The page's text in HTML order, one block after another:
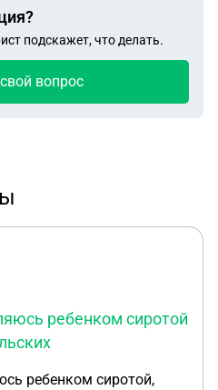
подскажет, что делать.
вопрос
ребенком сиротой